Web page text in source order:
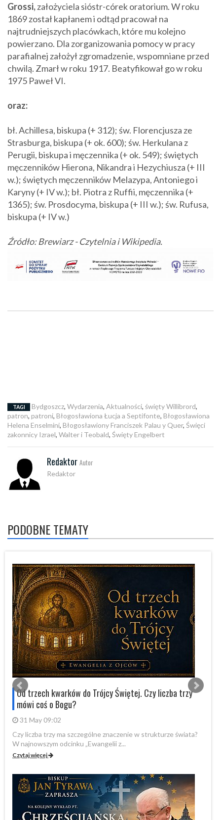
Grossi,założyciela sióstr-córek oratorium. W roku
1869 został kapłanem i odtąd pracował na
najtrudniejszych placówkach, które mu kolejno
powierzano. Dla zorganizowania pomocy w pracy
parafialnej założył zgromadzenie, wspomniane przed
chwilą. Zmarł w roku 1917. Beatyfikował go w roku
1975 Paweł VI.
oraz:
bł. Achillesa, biskupa (+ 312); św. Florencjusza ze
Strasburga, biskupa (+ ok. 600); św. Herkulana z
Perugii, biskupa i męczennika (+ ok. 549); świętych
męczenników Hierona, Nikandra i Hezychiusza (+ III
w.); świętych męczenników Melazypa, Antoniego i
Karyny (+ IV w.); bł. Piotra z Ruffii, męczennika (+
1365); św. Prosdocyma, biskupa (+ III w.); św. Rufusa,
biskupa (+ IV w.)
Źródło: Brewiarz - Czytelnia i Wikipedia.
TAGI Bydgoszcz, Wydarzenia, Aktualności, święty Willibrord,
patron, patroni, Błogosławiona Łucja a Septifonte, Błogosławiona
Helena Enselmini, Błogosławiony Franciszek Palau y Quer, Święci
zakonnicy Izrael, Walter i Teobald, Święty Engelbert
Redaktor Autor
Redaktor
PODOBNE TEMATY
Od trzech kwarków do Trójcy Świętej. Czy liczba trzy
mówi coś o Bogu?
31 May 09:02
Czy liczba trzy ma szczególne znaczenie w strukturze świata?
W najnowszym odcinku „Ewangelii z...
Czytaj więcej